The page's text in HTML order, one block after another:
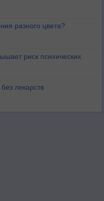
разного цвета?
риск психических
лекарств